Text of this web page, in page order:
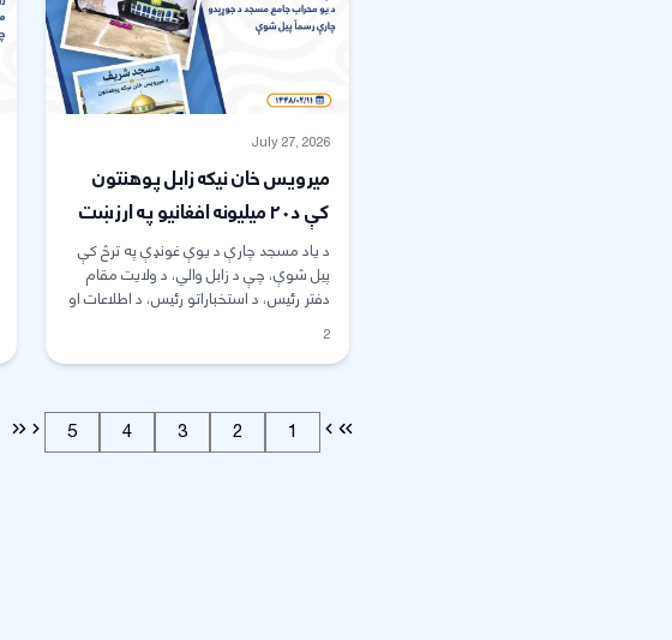
July 27, 2026
میرویس خان نیکه زابل پوهنتون
کې د۲۰ میلیونه افغانیو په ارزښت
د یو محراب جامع مسجد د جوړېدو
چارې رسماً پیل شوې
د یاد مسجد چارې د یوې غونډې په ترڅ کې
پیل شوې، چې د زابل والي، د ولایت مقام
دفتر رئیس، د استخباراتو رئیس، د اطلاعات او
فرهنګ رئیس ...2
1
2
3
4
5